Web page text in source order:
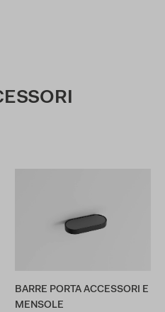
BARRE PORTA ACCESSORI E
MENSOLE